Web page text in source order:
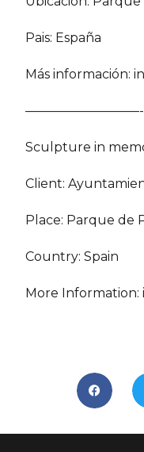
Pais: España
Más información:
—————————-
Sculpture in
Client:
Place: Parque de
Country: Spain
More Information: